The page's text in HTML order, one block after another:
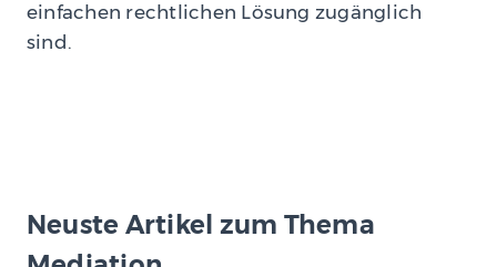
einfachen rechtlichen Lösung zugänglich
sind.
Neuste Artikel zum Thema